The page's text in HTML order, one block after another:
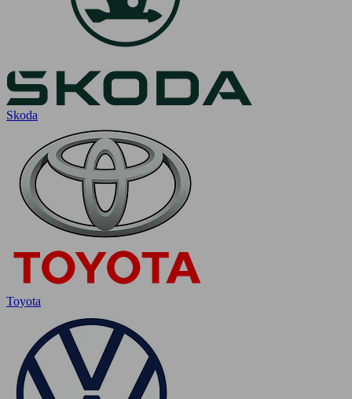
Skoda
Toyota